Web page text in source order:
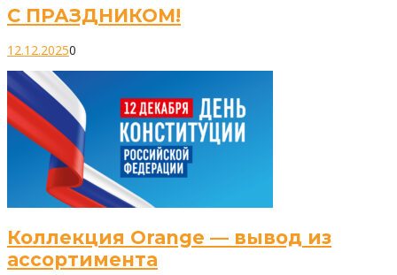
С ПРАЗДНИКОМ!
12.12.20250
Коллекция Orange — вывод из
ассортимента